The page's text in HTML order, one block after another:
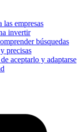
empresas
invertir
búsquedas
precisas
aceptarlo y adaptarse